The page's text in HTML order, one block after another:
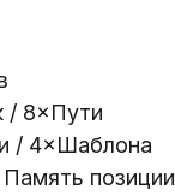
/ 8×Пути
/ 4×Шаблона
позиции